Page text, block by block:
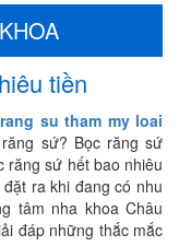
tiền
su tham my loai
sứ? Bọc răng sứ
răng sứ hết bao nhiêu
ra khi đang có nhu
tâm nha khoa Châu
đáp những thắc mắc